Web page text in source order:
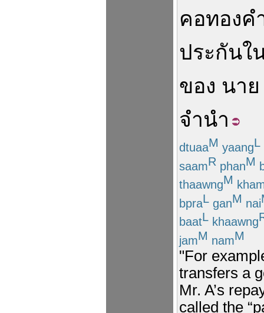
คอทองค
ประกันใ
ของ นาย
จำนำ
dtuaaM yaangL
saamR phanM
thaawngM
bpraL ganM nai
baatL khaawng
jamM namM
"For
transfers a
Mr. A’s
called the